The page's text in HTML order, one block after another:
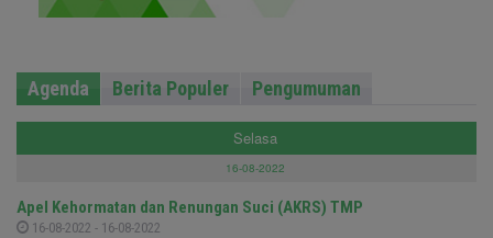
Agenda Berita Populer Pengumuman
Selasa
16-08-2022
Apel Kehormatan dan Renungan Suci (AKRS) TMP
16-08-2022 - 16-08-2022